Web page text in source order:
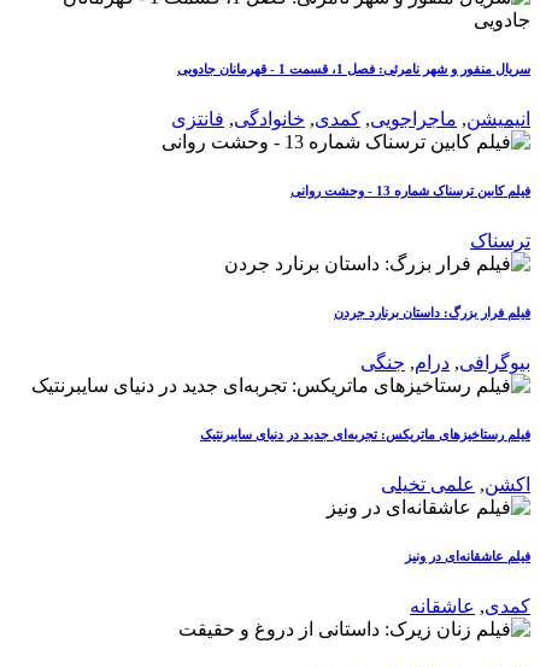
سریال منفور و شهر نامرئی: فصل 1، قسمت 1 - قهرمانان جادویی
انیمیشن, ماجراجویی, کمدی, خانوادگی, فانتزی
فیلم کابین ترسناک شماره 13 - وحشت روانی
ترسناک
فیلم فرار بزرگ: داستان برنارد جردن
بیوگرافی, درام, جنگی
فیلم رستاخیزهای ماتریکس: تجربه‌ای جدید در دنیای سایبرنتیک
اکشن, علمی تخیلی
فیلم عاشقانه‌ای در ونیز
کمدی, عاشقانه